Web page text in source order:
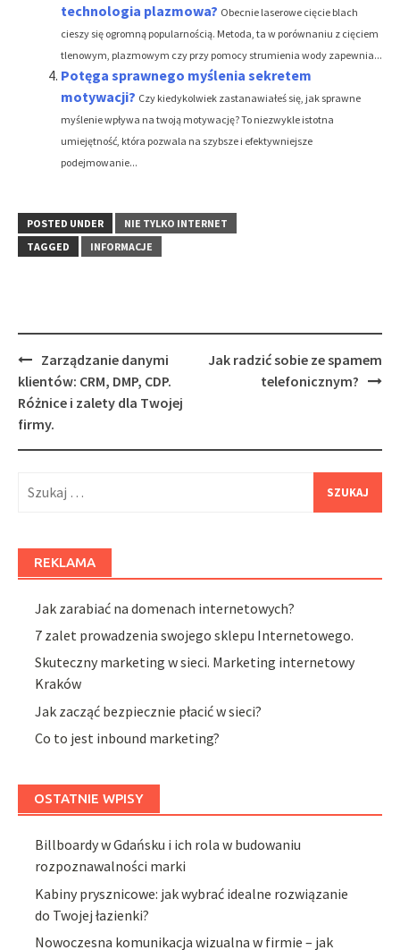
technologia plazmowa? Obecnie laserowe cięcie blach
cieszy się ogromną popularnością. Metoda, ta w porównaniu z cięciem
tlenowym, plazmowym czy przy pomocy strumienia wody zapewnia...
Potęga sprawnego myślenia sekretem
motywacji? Czy kiedykolwiek zastanawiałeś się, jak sprawne
myślenie wpływa na twoją motywację? To niezwykle istotna
umiejętność, która pozwala na szybsze i efektywniejsze
podejmowanie...
POSTED UNDER
NIE TYLKO INTERNET
TAGGED
INFORMACJE
Post
navigation
Zarządzanie danymi
klientów: CRM, DMP, CDP.
Różnice i zalety dla Twojej
firmy.
Jak radzić sobie ze spamem
telefonicznym?
REKLAMA
Jak zarabiać na domenach internetowych?
7 zalet prowadzenia swojego sklepu Internetowego.
Skuteczny marketing w sieci. Marketing internetowy
Kraków
Jak zacząć bezpiecznie płacić w sieci?
Co to jest inbound marketing?
OSTATNIE WPISY
Billboardy w Gdańsku i ich rola w budowaniu
rozpoznawalności marki
Kabiny prysznicowe: jak wybrać idealne rozwiązanie
do Twojej łazienki?
Nowoczesna komunikacja wizualna w firmie – jak